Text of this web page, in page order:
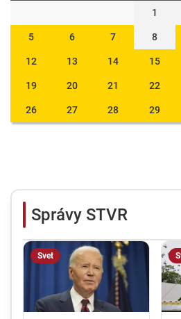
1
5 6 7 8
12 13 14 15
19 20 21 22
26 27 28 29
Správy STVR
Svet